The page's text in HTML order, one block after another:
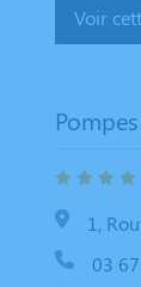
Voir
1,
03